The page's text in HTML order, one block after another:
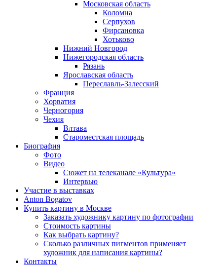
Московская область
Коломна
Серпухов
Фирсановка
Хотьково
Нижний Новгород
Нижегородская область
Рязань
Ярославская область
Переславль-Залесский
Франция
Хорватия
Черногория
Чехия
Влтава
Староместская площадь
Биография
Фото
Видео
Сюжет на телеканале «Культура»
Интервью
Участие в выставках
Anton Bogatov
Купить картину в Москве
Заказать художнику картину по фотографии
Стоимость картины
Как выбрать картину?
Сколько различных пигментов применяет
художник для написания картины?
Контакты